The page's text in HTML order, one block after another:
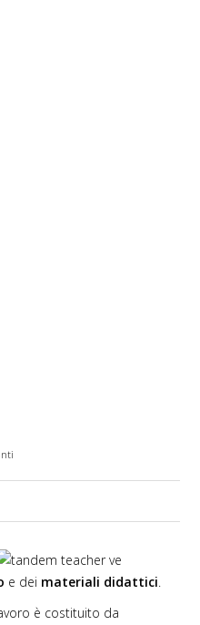
e dei materiali didattici.
è costituito da